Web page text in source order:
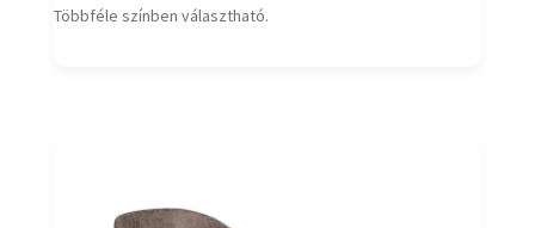
Többféle színben választható.